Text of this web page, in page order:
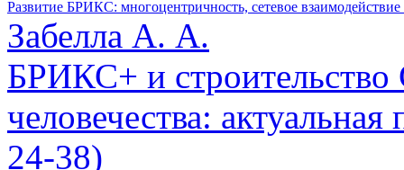
Развитие БРИКС: многоцентричность, сетевое
Забелла А. А.
БРИКС+ и
человечества:
24-38)